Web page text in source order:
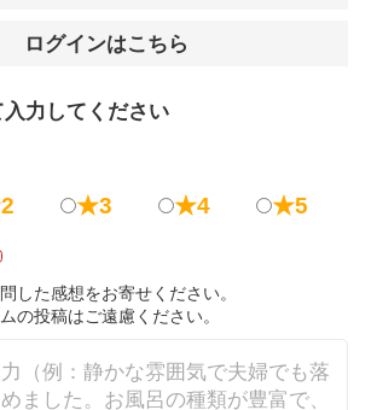
ログインはこちら
力してください
★3 ★4 ★5
した感想をお寄せください。
の投稿はご遠慮ください。